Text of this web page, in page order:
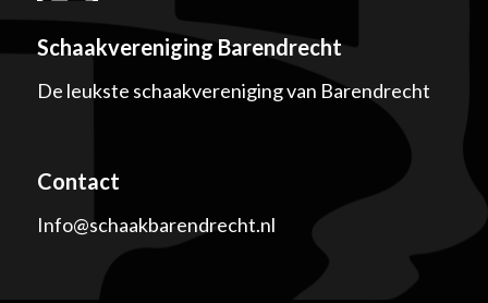
Schaakvereniging Barendrecht
De leukste schaakvereniging van Barendrecht
Contact
Info@schaakbarendrecht.nl